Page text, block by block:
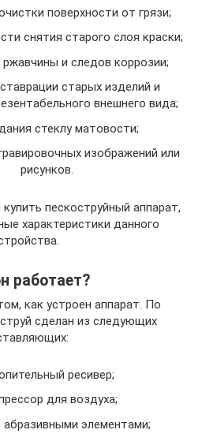
поверхности от грязи;
снятия старого слоя краски;
ржавчины и следов коррозии;
старых изделий и
внешнего вида;
стеклу матовости;
изображений или
рисунков.
пескоструйный аппарат,
характеристики данного
работает?
как устроен аппарат. По
сделан из следующих
ресивер;
для воздуха;
абразивными элементами;